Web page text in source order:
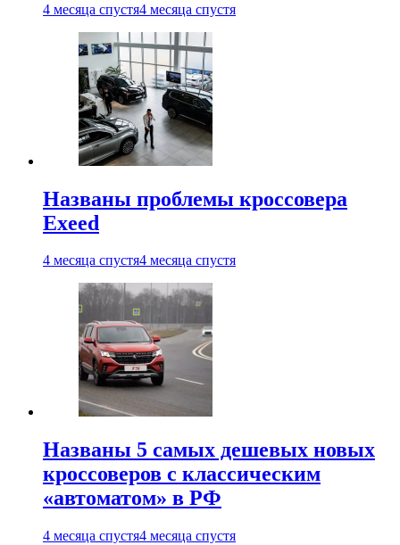
4 месяца спустя4 месяца спустя
Названы проблемы кроссовера
Exeed
4 месяца спустя4 месяца спустя
Названы 5 самых дешевых новых
кроссоверов с классическим
«автоматом» в РФ
4 месяца спустя4 месяца спустя